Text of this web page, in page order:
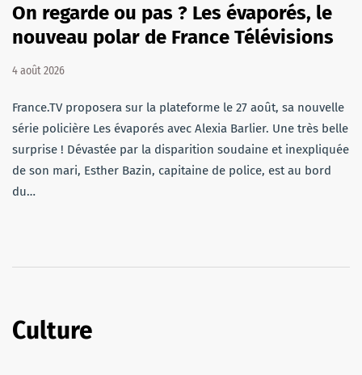
On regarde ou pas ? Les évaporés, le
nouveau polar de France Télévisions
4 août 2026
France.TV proposera sur la plateforme le 27 août, sa nouvelle
série policière Les évaporés avec Alexia Barlier. Une très belle
surprise ! Dévastée par la disparition soudaine et inexpliquée
de son mari, Esther Bazin, capitaine de police, est au bord
du…
Culture